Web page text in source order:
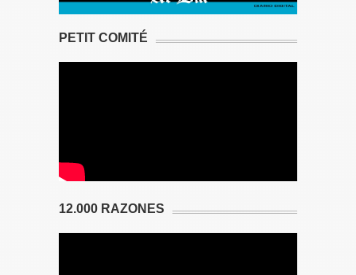
PETIT COMITÉ
12.000 RAZONES